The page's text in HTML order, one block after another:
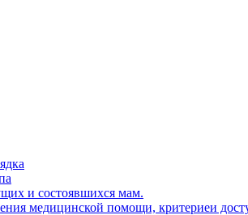
и состоявшихся мам.
медицинской помощи, критериеи